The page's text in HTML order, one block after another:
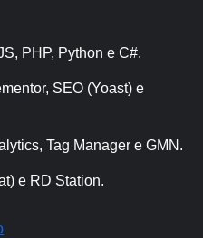
PHP, Python e C#.
SEO (Yoast) e
Tag Manager e GMN.
e RD Station.